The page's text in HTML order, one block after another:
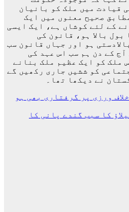
قیادت میں ملک کو بانیان
صحیح معنوں میں ایک
کے لئے کوشاں ہے، ایک ایسی
بالا ہو، قانون کی
ہو اور جہاں قانون سب
کے دن ہم سب اس عہد کی
ملک کو ایک عظیم ملک بنانے
کو ششیں جاری رکھیں گے
نے دیکھا تھا۔
ورزی پر گرفتاری بھی ہو
کا سبب گندے پانی کا